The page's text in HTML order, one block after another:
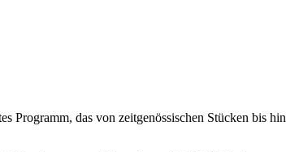
Programm, das von zeitgenössischen Stücken bis hin